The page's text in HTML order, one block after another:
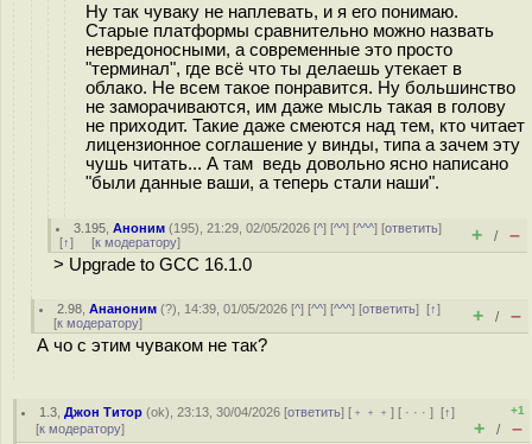
Ну так чуваку не наплевать, и я его понимаю.
Старые платформы сравнительно можно назвать
невредоносными, а современные это просто
"терминал", где всё что ты делаешь утекает в
облако. Не всем такое понравится. Ну большинство
не заморачиваются, им даже мысль такая в голову
не приходит. Такие даже смеются над тем, кто читает
лицензионное соглашение у винды, типа а зачем эту
чушь читать... А там ведь довольно ясно написано
"были данные ваши, а теперь стали наши".
3.195 ,Аноним (195), 21:29, 02/05/2026 [^] [^^] [^^^] [ответить]
[↑] [к модератору] + / –
> Upgrade to GCC 16.1.0
2.98 ,Ананоним (?), 14:39, 01/05/2026 [^] [^^] [^^^] [ответить][↑]
[к модератору] + / –
А чо с этим чуваком не так?
1.3 ,Джон Титор (ok), 23:13, 30/04/2026 [ответить] [ ﹢﹢﹢] [ · · ·][↑]
[к модератору]
+1
+ / –